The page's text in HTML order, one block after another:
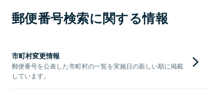
郵便番号検索に関する情報
市町村変更情報
郵便番号を公表した市町村の一覧を実施日の新しい順に掲載
しています。